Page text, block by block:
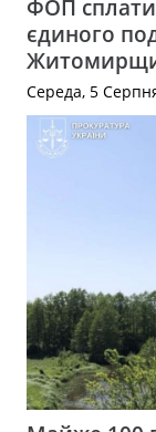
ФОП
єдиного
Середа, 5